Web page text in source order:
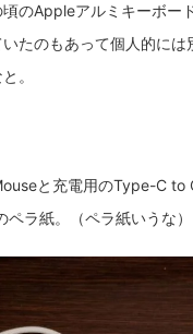
原神
のAppleアルミキーボー
たのもあって個人的には
。
と充電用のType-C to
ラ紙。（ペラ紙いうな）